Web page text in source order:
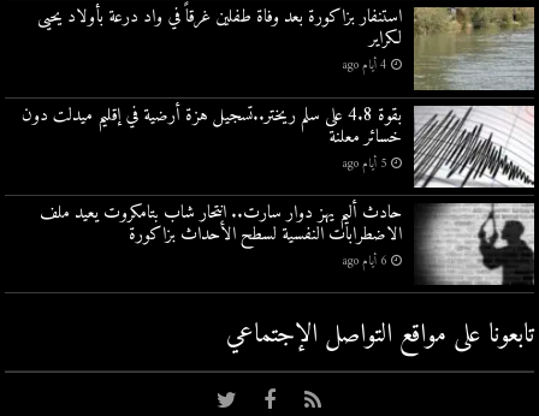
استنفار بزاكورة بعد وفاة طفلين غرقاً في واد درعة بأولاد يحيى
لكراير
4 أيام ago
بقوة 4.8 على سلم ريختر..تسجيل هزة أرضية في إقليم ميدلت دون
خسائر معلنة
5 أيام ago
حادث أليم يهز دوار سارت.. انتحار شاب بتامكروت يعيد ملف
الاضطرابات النفسية لسطح الأحداث بزاكورة
6 أيام ago
تابعونا على مواقع التواصل اﻹجتماعي